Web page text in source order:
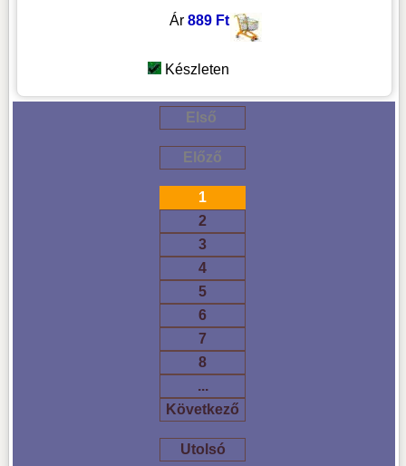
Ár 889 Ft
Készleten
Első
Előző
1
2
3
4
5
6
7
8
...
Következő
Utolsó